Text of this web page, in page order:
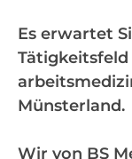
Es erwartet
Münsterland.
Wir von BS